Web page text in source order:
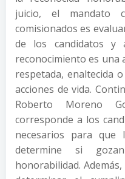
juicio, el mandato
comisionados es
de los candidatos y
reconocimiento es una
respetada, enaltecida
acciones de vida.
Roberto Moreno
corresponde a los
necesarios para que
determine si
honorabilidad.